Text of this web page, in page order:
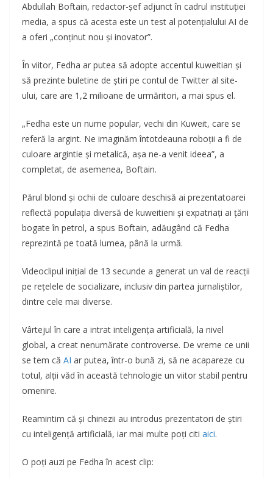
Abdullah Boftain, redactor-șef adjunct în cadrul instituției
media, a spus că acesta este un test al potențialului AI de
a oferi „conținut nou și inovator”.
În viitor, Fedha ar putea să adopte accentul kuweitian și
să prezinte buletine de știri pe contul de Twitter al site-
ului, care are 1,2 milioane de urmăritori, a mai spus el.
„Fedha este un nume popular, vechi din Kuweit, care se
referă la argint. Ne imaginăm întotdeauna roboții a fi de
culoare argintie și metalică, așa ne-a venit ideea”, a
completat, de asemenea, Boftain.
Părul blond și ochii de culoare deschisă ai prezentatoarei
reflectă populația diversă de kuweitieni și expatriați ai țării
bogate în petrol, a spus Boftain, adăugând că Fedha
reprezintă pe toată lumea, până la urmă.
Videoclipul inițial de 13 secunde a generat un val de reacții
pe rețelele de socializare, inclusiv din partea jurnaliştilor,
dintre cele mai diverse.
Vârtejul în care a intrat inteligența artificială, la nivel
global, a creat nenumărate controverse. De vreme ce unii
se tem că AI ar putea, într-o bună zi, să ne acapareze cu
totul, alții văd în această tehnologie un viitor stabil pentru
omenire.
Reamintim că și chinezii au introdus prezentatori de știri
cu inteligență artificială, iar mai multe poți citi aici.
O poți auzi pe Fedha în acest clip: